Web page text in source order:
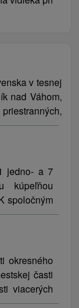
v tesnej
nad Váhom,
a vlastným
je možné
a
aj terasa s
K dispozícií
vináreň a
recepcia.
na
motorkárov,
akcie,
ktorí túžia
jedno- a 7
kúpeľňou
spoločným
salónik,
Celková
(15 lôžok, 3
okresného
časti
viacerých
skaly a